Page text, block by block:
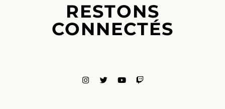
RESTONS
CONNECTÉS